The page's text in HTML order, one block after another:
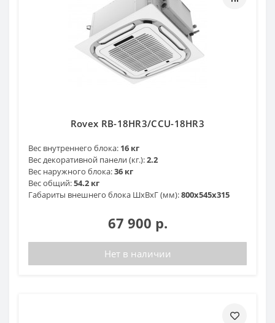
Rovex RB-18HR3/CCU-18HR3
Вес внутреннего блока: 16 кг
Вес декоративной панели (кг.):2.2
Вес наружного блока:36 кг
Вес общий:54.2 кг
Габариты внешнего блока ШхВхГ (мм):800х545х315
67 900 р.
Нет в наличии